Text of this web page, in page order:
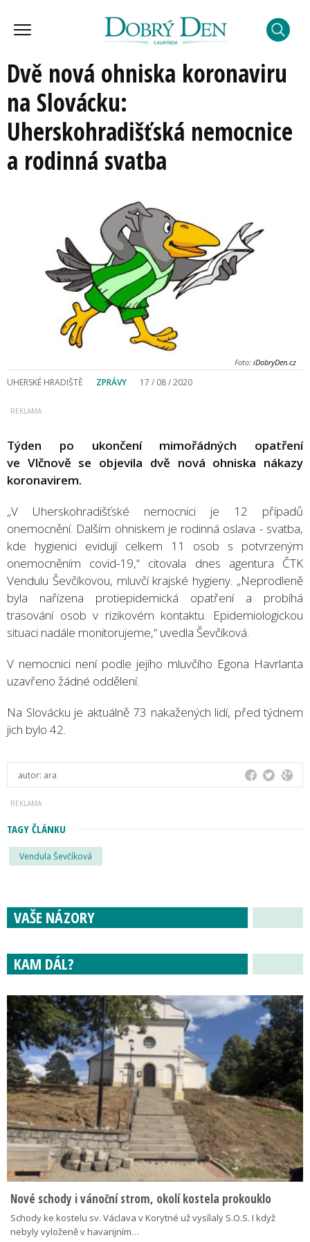
Dvě nová ohniska koronaviru
na Slovácku:
Uherskohradišťská nemocnice
a rodinná svatba
Foto: iDobryDen.cz
UHERSKÉ HRADIŠTĚ ZPRÁVY 17 / 08 / 2020
Týden po ukončení mimořádných opatření
ve Vlčnově se objevila dvě nová ohniska nákazy
koronavirem.
„V Uherskohradišťské nemocnici je 12 případů
onemocnění. Dalším ohniskem je rodinná oslava - svatba,
kde hygienici evidují celkem 11 osob s potvrzeným
onemocněním covid-19,“ citovala dnes agentura ČTK
Vendulu Ševčíkovou, mluvčí krajské hygieny. „Neprodleně
byla nařízena protiepidemická opatření a probíhá
trasování osob v rizikovém kontaktu. Epidemiologickou
situaci nadále monitorujeme,“ uvedla Ševčíková.
V nemocnici není podle jejího mluvčího Egona Havrlanta
uzavřeno žádné oddělení.
Na Slovácku je aktuálně 73 nakažených lidí, před týdnem
jich bylo 42.
autor: ara
TAGY ČLÁNKU
Vendula Ševčíková
VAŠE NÁZORY
KAM DÁL?
Nové schody i vánoční strom, okolí kostela prokouklo
Schody ke kostelu sv. Václava v Korytné už vysílaly S.O.S. I když
nebyly vyloženě v havarijním…